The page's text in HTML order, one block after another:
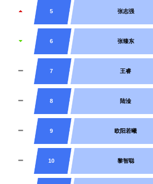
5 张志强
6 张臻东
7 王睿
8 陆淦
9 欧阳若曦
10 黎智聪